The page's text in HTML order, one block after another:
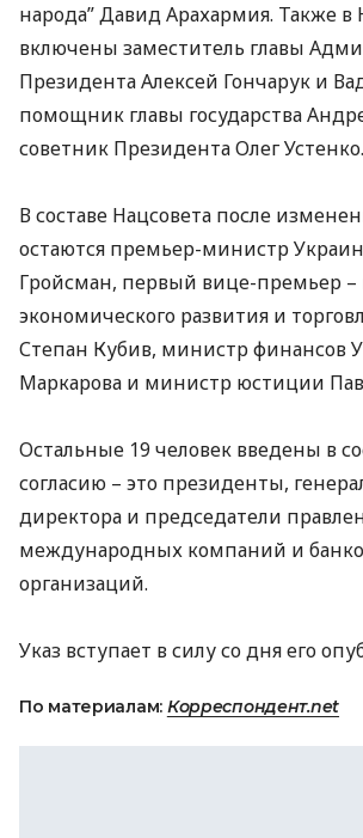
народа” Давид Арахармия. Также в
включены заместитель главы
Президента Алексей Гончарук и
помощник главы государства
советник Президента Олег Устенко.
В составе Нацсовета после
остаются премьер-министр
Гройсман, первый вице-премьер
экономического развития и
Степан Кубив, министр финансов
Маркарова и министр юстиции
Остальные 19 человек введены в
согласию – это президенты,
директора и председатели
международных компаний и
организаций.
Указ вступает в силу со дня его
По материалам: Корреспондент.net